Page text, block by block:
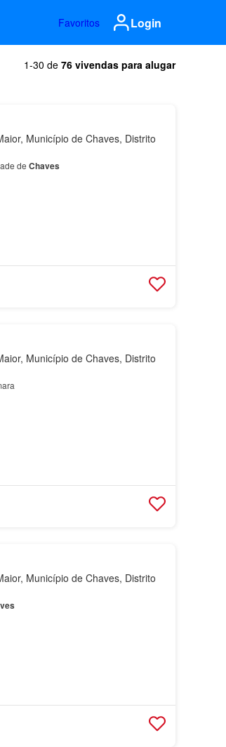
Favoritos Login
1-30 de 76 vivendas para alugar
Município de Chaves, Distrito
de Chaves
Município de Chaves, Distrito
Município de Chaves, Distrito